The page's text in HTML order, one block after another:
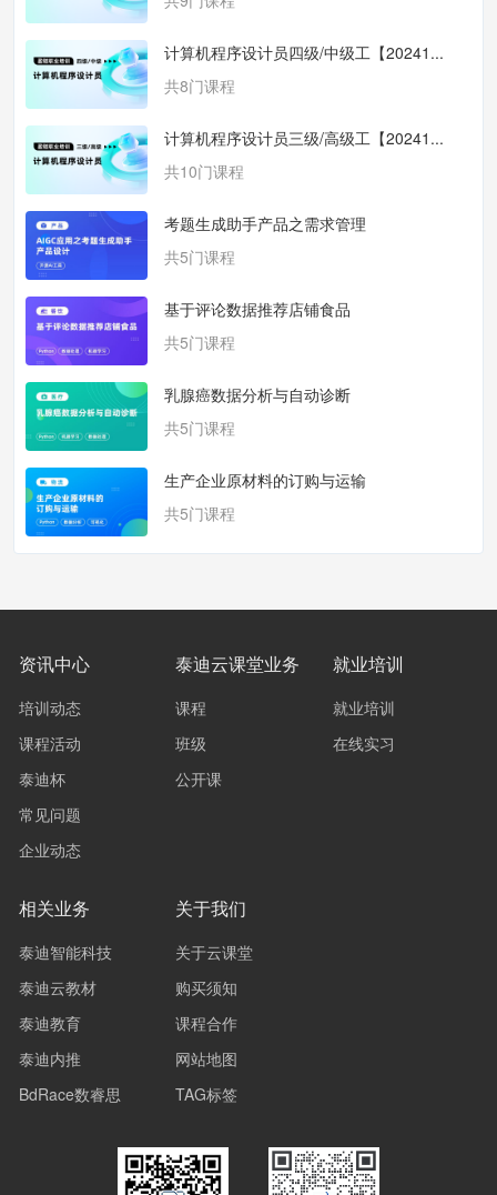
计算机程序设计员四级/中级工【20241...
共8门课程
计算机程序设计员三级/高级工【20241...
共10门课程
考题生成助手产品之需求管理
共5门课程
基于评论数据推荐店铺食品
共5门课程
乳腺癌数据分析与自动诊断
共5门课程
生产企业原材料的订购与运输
共5门课程
资讯中心
培训动态
课程活动
泰迪杯
常见问题
企业动态
泰迪云课堂业务
课程
班级
公开课
就业培训
就业培训
在线实习
相关业务
泰迪智能科技
泰迪云教材
泰迪教育
泰迪内推
BdRace数睿思
关于我们
关于云课堂
购买须知
课程合作
网站地图
TAG标签